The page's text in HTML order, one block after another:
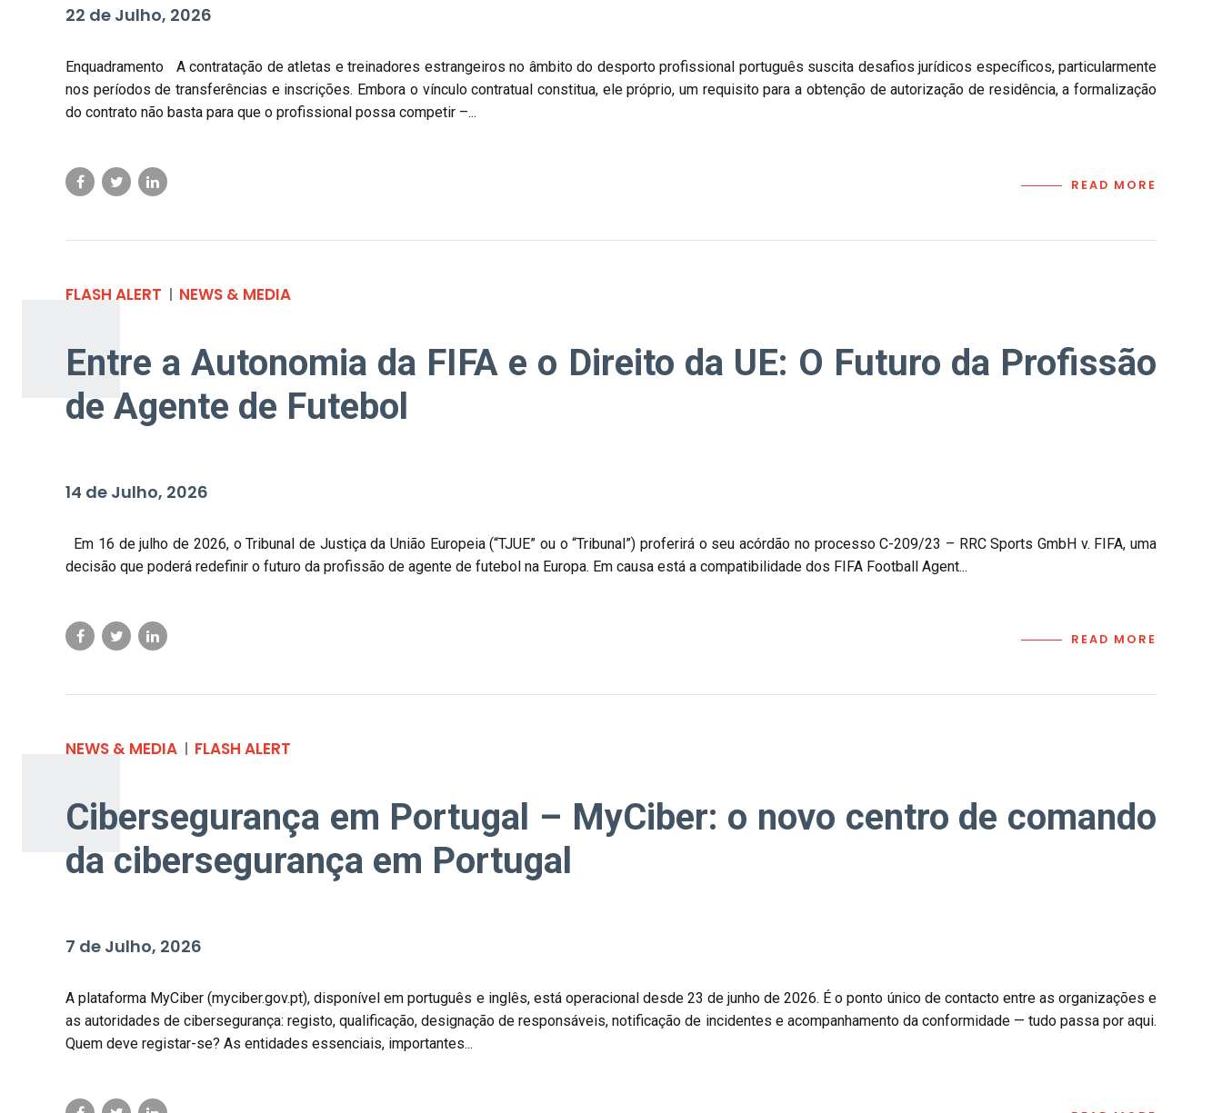
22 de Julho, 2026
Enquadramento A contratação de atletas e treinadores estrangeiros no âmbito do desporto profissional português suscita desafios jurídicos específicos, particularmente
nos períodos de transferências e inscrições. Embora o vínculo contratual constitua, ele próprio, um requisito para a obtenção de autorização de residência, a formalização
do contrato não basta para que o profissional possa competir –...
READ MORE
FLASH ALERT NEWS & MEDIA
Entre a Autonomia da FIFA e o Direito da UE: O Futuro da Profissão
de Agente de Futebol
14 de Julho, 2026
Em 16 de julho de 2026, o Tribunal de Justiça da União Europeia (“TJUE” ou o “Tribunal”) proferirá o seu acórdão no processo C-209/23 – RRC Sports GmbH v. FIFA, uma
decisão que poderá redefinir o futuro da profissão de agente de futebol na Europa. Em causa está a compatibilidade dos FIFA Football Agent...
READ MORE
NEWS & MEDIA FLASH ALERT
Cibersegurança em Portugal – MyCiber: o novo centro de comando
da cibersegurança em Portugal
7 de Julho, 2026
A plataforma MyCiber (myciber.gov.pt), disponível em português e inglês, está operacional desde 23 de junho de 2026. É o ponto único de contacto entre as organizações e
as autoridades de cibersegurança: registo, qualificação, designação de responsáveis, notificação de incidentes e acompanhamento da conformidade — tudo passa por aqui.
Quem deve registar-se? As entidades essenciais, importantes...